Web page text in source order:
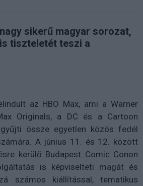
sikerű magyar sorozat,
tiszteletét teszi a
az HBO Max, ami a Warner
Originals, a DC és a Cartoon
össze egyetlen közös fedél
A június 11. és 12. között
kerülő Budapest Comic Conon
is képviselteti magát és
számos kiállítással, tematikus